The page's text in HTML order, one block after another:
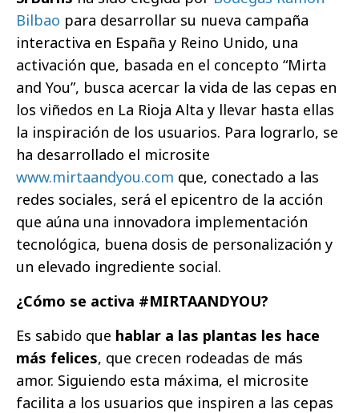
Bilbao para desarrollar su nueva campaña
interactiva en España y Reino Unido, una
activación que, basada en el concepto “Mirta
and You”, busca acercar la vida de las cepas en
los viñedos en La Rioja Alta y llevar hasta ellas
la inspiración de los usuarios. Para lograrlo, se
ha desarrollado el microsite
www.mirtaandyou.com que, conectado a las
redes sociales, será el epicentro de la acción
que aúna una innovadora implementación
tecnológica, buena dosis de personalización y
un elevado ingrediente social.
¿Cómo se activa #MIRTAANDYOU?
Es sabido que hablar a las plantas les hace
más felices, que crecen rodeadas de más
amor. Siguiendo esta máxima, el microsite
facilita a los usuarios que inspiren a las cepas